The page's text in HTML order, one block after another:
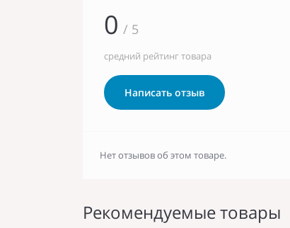
0 / 5
средний рейтинг товара
Написать отзыв
Нет отзывов об этом товаре.
Рекомендуемые товары